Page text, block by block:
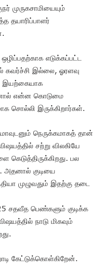
முருகசாமியையும்
தயாரிப்பாளர்
எடுக்கப்பட்ட
கவர்ச்சி இல்லை, ஓரளவு
இயற்கையாக
என்ன கொடுமை
சொல்லி இருக்கிறார்கள்.
நெருக்கமாகத் தான்
சற்று விலகியே
கெடுத்திருக்கிறது. பல
அதனால் குடியை
முழுவதும் இதற்கு தடை
சதவீத பெண்களும் குடிக்க
நாடு மிகவும்
கேட்டுக்கொள்கிறேன்.